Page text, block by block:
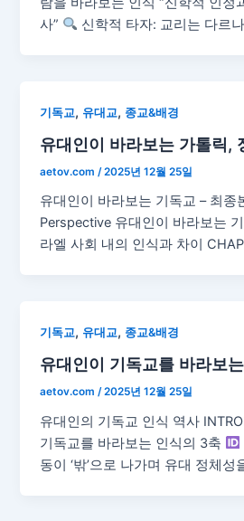
사”
신학적 타자: 교리는 다르
기독교, 유대교, 종교&배경
유대인이 바라보는 가톨릭,
aetov.com /2025년 12월 25일
유대인이 바라보는 기독교 – 최종
Perspective 유대인이 바라보는
라엘 사회 내의 인식과 차이
기독교, 유대교, 종교&배경
유대인이 기독교를 바라보
aetov.com/2025년 12월 25일
유대인의 기독교 인식 역사
기독교를 바라보는 인식의 3축
동이 ‘밖’으로 나가며 유대 정체성